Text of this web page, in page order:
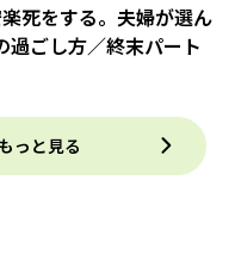
死をする。夫婦が選ん
過ごし方／終末パート
っと見る